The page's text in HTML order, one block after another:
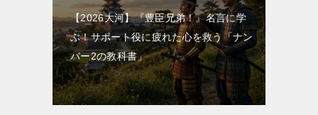
【2026大河】『豊臣兄弟！』名言に学
ぶ！サポート役に疲れた心を救う「ナン
バー2の教科書」